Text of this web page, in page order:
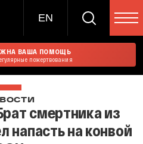
EN
ВАША ПОМОЩЬ
пожертвования
смертника из
напасть на конвой